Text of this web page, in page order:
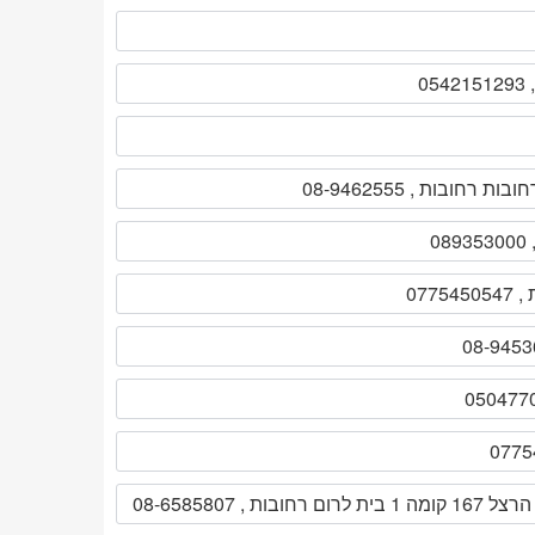
הרצל 167 קומה 1 בית לרום רחובות , 08-6585807